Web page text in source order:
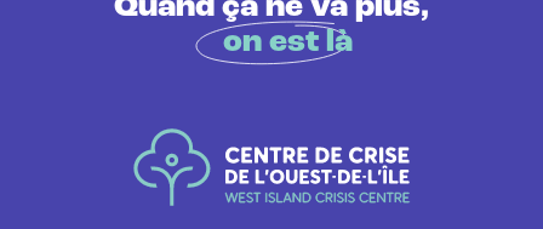
Quand ça ne va plus,
on est là